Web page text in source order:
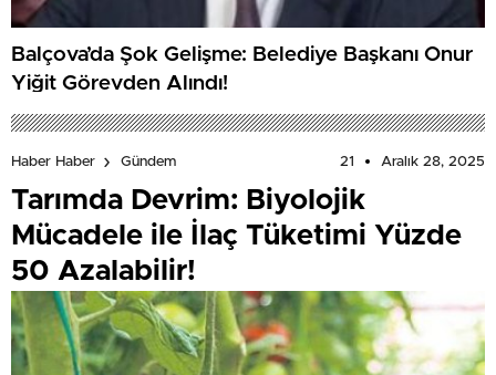
Balçova’da Şok Gelişme: Belediye Başkanı Onur
Yiğit Görevden Alındı!
Haber Haber Gündem 21 Aralık 28, 2025
Tarımda Devrim: Biyolojik
Mücadele ile İlaç Tüketimi Yüzde
50 Azalabilir!